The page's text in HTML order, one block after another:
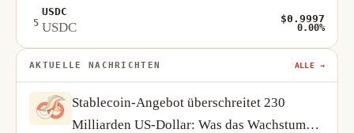
5
USDC
USDC
$0.9997
0.00%
AKTUELLE NACHRICHTEN ALLE →
Stablecoin-Angebot überschreitet 230
Milliarden US-Dollar: Was das Wachstum